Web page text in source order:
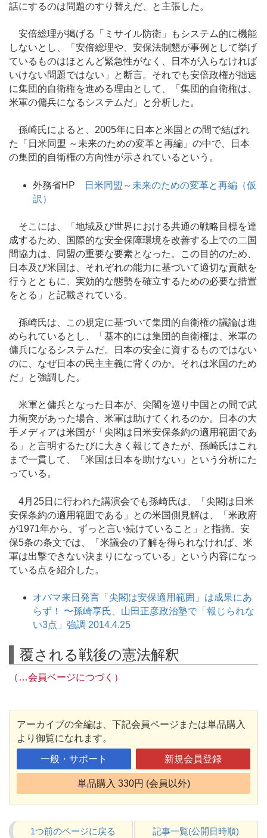
話にするのは問題のすり替えだ、と主張した。
安倍総理が掲げる「ミサイル防衛」もシステム的に機能
しないとし、「安倍総理や、安保法制懇が事例として挙げ
ているものはほとんど緊急性がなく、日本が入らなければ
いけない問題ではない」と断言。それでも安倍政権が拙速
に集団的自衛権を進める理由として、「集団的自衛権は、
米軍の傭兵になるシステムだ」と分析した。
孫崎氏によると、2005年に日本と米国との間で結ばれ
た「日米同盟 ～未来のための変革と再編」の中で、日本
の集団的自衛権の方向性が示されているという。
外務省HP
日米同盟～未来のための変革と再編（仮
訳）
そこには、「地域及び世界における共通の戦略目標を達
成するため、国際的な安全保障環境を改善する上での二国
間協力は、同盟の重要な要素となった。この目的のため、
日本及び米国は、それぞれの能力に基づいて適切な貢献を
行うとともに、実効的な態勢を確立するための必要な措置
をとる」と記載されている。
孫崎氏は、この規定に基づいて集団的自衛権の議論は進
められているとし、「基本的には集団的自衛権は、米軍の
傭兵になるシステムだ。日本の安全に資するものではない
のに、なぜ日本の民主主義に背くのか。それは米国のため
だ」と強調した。
米軍と傭兵となった日本が、尖閣を巡り中国との間で武
力衝突があった場合、米軍は助けてくれるのか。日本の大
手メディアは米国が「尖閣は日米安保条約の適用範囲であ
る」と言明するたびに大きく報じてきたが、孫崎氏はこれ
まで一貫して、「米国は日本を助けない」という分析にた
っている。
4月25日に行われた講演会でも孫崎氏は、「尖閣は日米
安保条約の適用範囲である」との米国側見解は、「米政府
が1971年から、ずっと言い続けていること」と指摘。安
保5条の条文では、「米議会の了解を得られなければ、米
軍は出撃できない決まりになっている」という内容になっ
ている点を紹介した。
オバマ来日発言「尖閣は安保適用範囲」は成果にあ
らず！ 〜孫崎享氏、山田正彦政治塾で「報じられな
い3点」強調 2014.4.25
覆される戦後の憲法解釈
（…会員ページにつづく）
アーカイブの全編は、下記会員ページまたは単品購入
より御覧になれます。
一般・サポート 新規会員登録
単品購入 330円 (会員以外)
1つ前のページに戻る 記事一覧(公開日時順)